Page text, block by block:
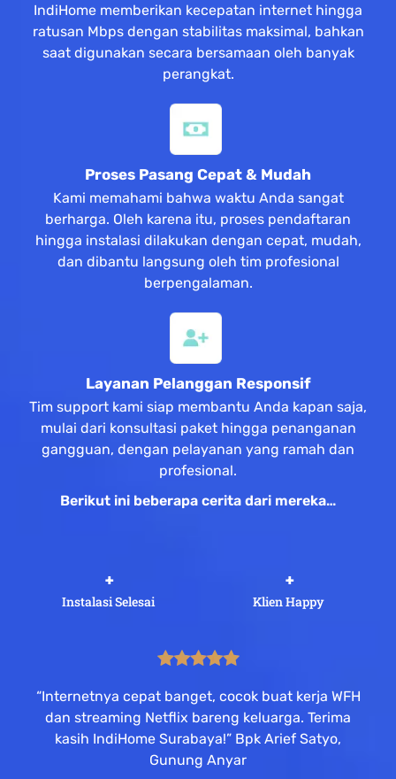
IndiHome memberikan kecepatan internet hingga
ratusan Mbps dengan stabilitas maksimal, bahkan
saat digunakan secara bersamaan oleh banyak
perangkat.
Proses Pasang Cepat & Mudah
Kami memahami bahwa waktu Anda sangat
berharga. Oleh karena itu, proses pendaftaran
hingga instalasi dilakukan dengan cepat, mudah,
dan dibantu langsung oleh tim profesional
berpengalaman.
Layanan Pelanggan Responsif
Tim support kami siap membantu Anda kapan saja,
mulai dari konsultasi paket hingga penanganan
gangguan, dengan pelayanan yang ramah dan
profesional.
Berikut ini beberapa cerita dari mereka…
Instalasi Selesai
+
Klien Happy
+
“Internetnya cepat banget, cocok buat kerja WFH
dan streaming Netflix bareng keluarga. Terima
kasih IndiHome Surabaya!” Bpk Arief Satyo,
Gunung Anyar